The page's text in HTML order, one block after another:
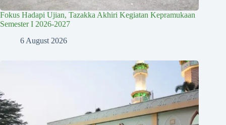
Fokus Hadapi Ujian, Tazakka Akhiri Kegiatan Kepramukaan
Semester I 2026-2027
6 August 2026